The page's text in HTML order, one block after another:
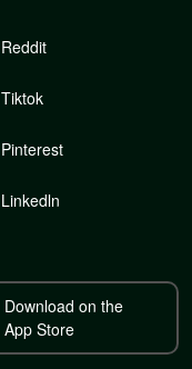
Reddit
Tiktok
Pinterest
Linkedln
Download on the
App Store